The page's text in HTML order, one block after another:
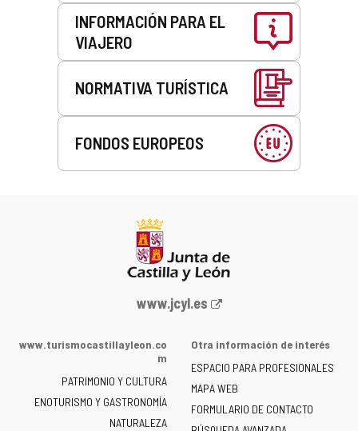
INFORMACIÓN PARA EL
VIAJERO
NORMATIVA TURÍSTICA
FONDOS EUROPEOS
Portal
la
de
Castilla
y
www.jcyl.es
www.turismocastillayleon.co
m
PATRIMONIO Y CULTURA
ENOTURISMO Y GASTRONOMÍA
NATURALEZA
Otra información de interés
ESPACIO PARA PROFESIONALES
MAPA WEB
FORMULARIO DE CONTACTO